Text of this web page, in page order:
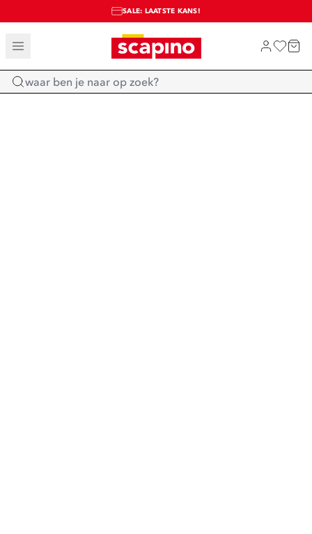
TOT 70% KORTING OP SALE
SALE: LAATSTE KANS!
SHOP NIEUW
Home